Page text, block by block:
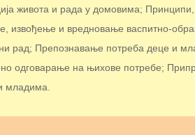
живота и рада у домовима;
извођење и вредновање васпитно-
рад; Препознавање потреба деце и
одговарање на њихове потребе;
младима.